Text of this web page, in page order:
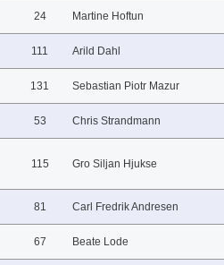
24 Martine Hoftun
111 Arild Dahl
131 Sebastian Piotr Mazur
53 Chris Strandmann
115 Gro Siljan Hjukse
81 Carl Fredrik Andresen
67 Beate Lode